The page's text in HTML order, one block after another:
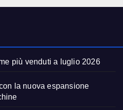
più venduti a luglio 2026
la nuova espansione